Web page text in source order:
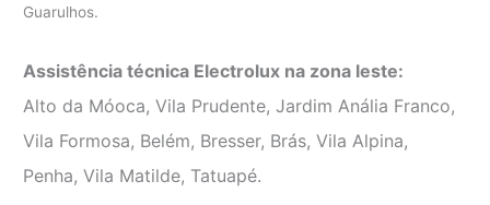
Guarulhos.
Assistência técnica Electrolux na zona leste:
Alto da Móoca, Vila Prudente, Jardim Anália Franco,
Vila Formosa, Belém, Bresser, Brás, Vila Alpina,
Penha, Vila Matilde, Tatuapé.